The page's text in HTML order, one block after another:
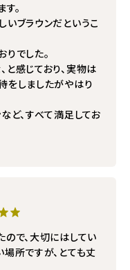
。
いブラウンだというこ
でした。
感じており、実物は
をしましたがやはり
ど、すべて満足してお
で、大切にはしてい
所ですが、とても丈